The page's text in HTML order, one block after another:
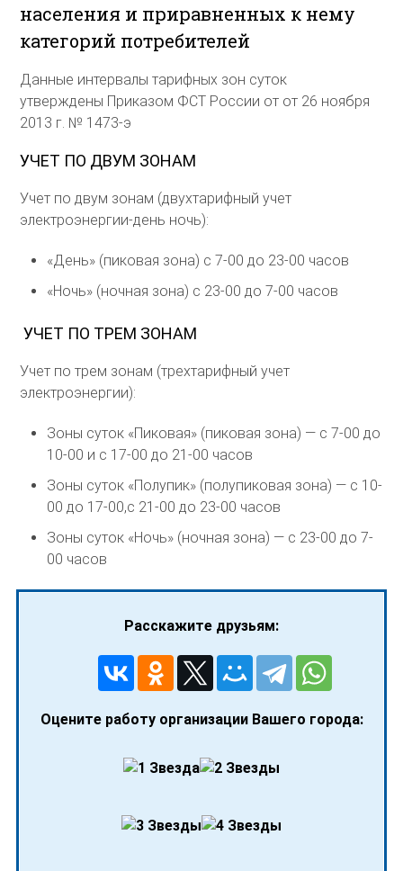
населения и приравненных к нему
категорий потребителей
Данные интервалы тарифных зон суток
утверждены Приказом ФСТ России от от 26 ноября
2013 г. № 1473-э
УЧЕТ ПО ДВУМ ЗОНАМ
Учет по двум зонам (двухтарифный учет
электроэнергии-день ночь):
«День» (пиковая зона) с 7-00 до 23-00 часов
«Ночь» (ночная зона) с 23-00 до 7-00 часов
УЧЕТ ПО ТРЕМ ЗОНАМ
Учет по трем зонам (трехтарифный учет
электроэнергии):
Зоны суток «Пиковая» (пиковая зона) — с 7-00 до
10-00 и с 17-00 до 21-00 часов
Зоны суток «Полупик» (полупиковая зона) — с 10-
00 до 17-00,с 21-00 до 23-00 часов
Зоны суток «Ночь» (ночная зона) — с 23-00 до 7-
00 часов
Расскажите друзьям:
Оцените работу организации Вашего города: